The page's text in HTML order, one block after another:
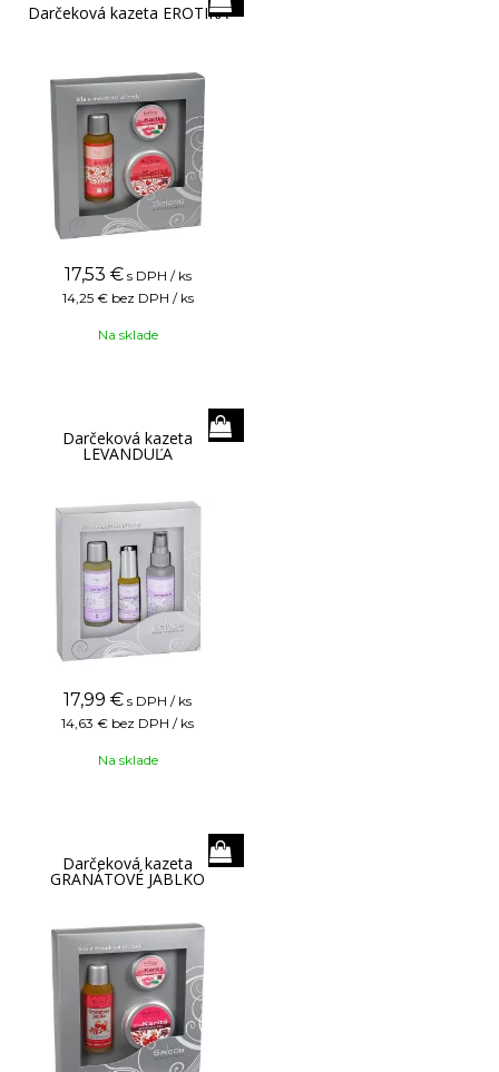
Darčeková kazeta EROTIKA
17,53 € s DPH / ks
14,25 € bez DPH / ks
Na sklade
Darčeková kazeta
LEVANDUĽA
17,99 € s DPH / ks
14,63 € bez DPH / ks
Na sklade
Darčeková kazeta
GRANÁTOVÉ JABLKO